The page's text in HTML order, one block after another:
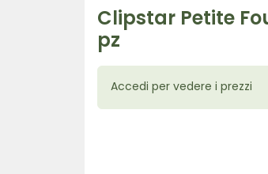
Clipstar Petite
pz
Accedi per vedere i prezzi